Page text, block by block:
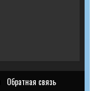
Обратная связь